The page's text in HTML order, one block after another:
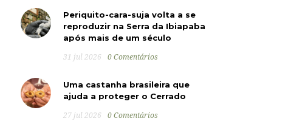
Periquito-cara-suja volta a se
reproduzir na Serra da Ibiapaba
após mais de um século
31 jul 2026 0 Comentários
Uma castanha brasileira que
ajuda a proteger o Cerrado
27 jul 2026 0 Comentários